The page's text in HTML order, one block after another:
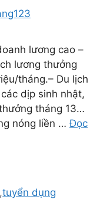
lương cao –
lương thưởng
tháng.– Du lịch
dịp sinh nhật,
tháng 13…
nóng liền …Đọc
,tuyển dụng